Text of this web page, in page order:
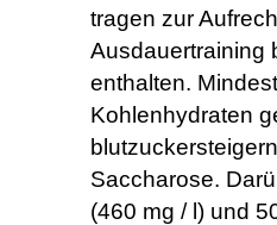
tragen zur
Ausdauertraining
enthalten.
Kohlenhydraten
Saccharose.
(460 mg / l) und